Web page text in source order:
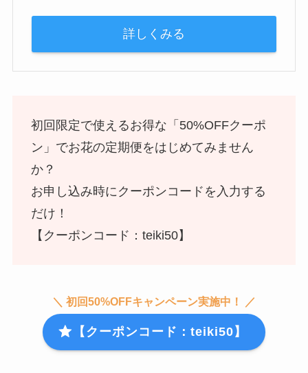
詳しくみる
初回限定で使えるお得な「50%OFFクーポ
ン」でお花の定期便をはじめてみません
か？
お申し込み時にクーポンコードを入力する
だけ！
【クーポンコード：teiki50】
＼ 初回50%OFFキャンペーン実施中！ ／
【クーポンコード：teiki50】